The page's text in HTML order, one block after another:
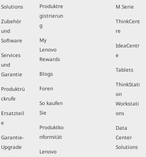
Solutions
Zubehör
und
Software
Services
und
Garantie
Produktrü
ckrufe
Ersatzteil
e
Garantie-
Upgrade
Produktre
gistrierun
g
My
Lenovo
Rewards
Blogs
Foren
So kaufen
Sie
Produktko
nformität
Lenovo
M Serie
ThinkCent
re
IdeaCentr
e
Tablets
ThinkStati
on
Workstati
ons
Data
Center
Solutions